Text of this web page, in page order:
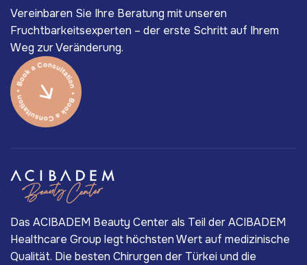
Vereinbaren Sie Ihre Beratung mit unseren
Fruchtbarkeitsexperten – der erste Schritt auf Ihrem
Weg zur Veränderung.
Das ACIBADEM Beauty Center als Teil der ACIBADEM
Healthcare Group legt höchsten Wert auf medizinische
Qualität. Die besten Chirurgen der Türkei und die